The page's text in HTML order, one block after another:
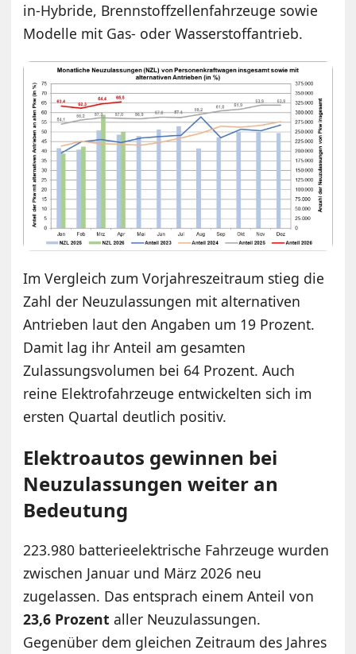
in-Hybride, Brennstoffzellenfahrzeuge sowie
Modelle mit Gas- oder Wasserstoffantrieb.
Im Vergleich zum Vorjahreszeitraum stieg die
Zahl der Neuzulassungen mit alternativen
Antrieben laut den Angaben um 19 Prozent.
Damit lag ihr Anteil am gesamten
Zulassungsvolumen bei 64 Prozent. Auch
reine Elektrofahrzeuge entwickelten sich im
ersten Quartal deutlich positiv.
Elektroautos gewinnen bei
Neuzulassungen weiter an
Bedeutung
223.980 batterieelektrische Fahrzeuge wurden
zwischen Januar und März 2026 neu
zugelassen. Das entsprach einem Anteil von
23,6 Prozent aller Neuzulassungen.
Gegenüber dem gleichen Zeitraum des Jahres